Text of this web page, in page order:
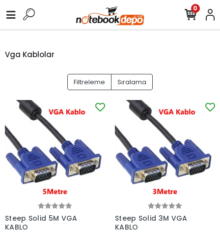
0
Vga Kablolar
Filtreleme Sıralama
Steep Solid 5M VGA
KABLO
Steep Solid 3M VGA
KABLO